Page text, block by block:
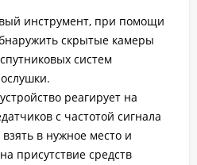
инструмент, при помощи
скрытые камеры
систем
реагирует на
с частотой сигнала
в нужное место и
присутствие средств